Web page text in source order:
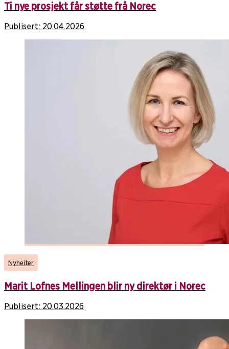
Ti nye prosjekt får støtte frå Norec
Publisert: 20.04.2026
Nyheiter
Marit Lofnes Mellingen blir ny direktør i Norec
Publisert: 20.03.2026